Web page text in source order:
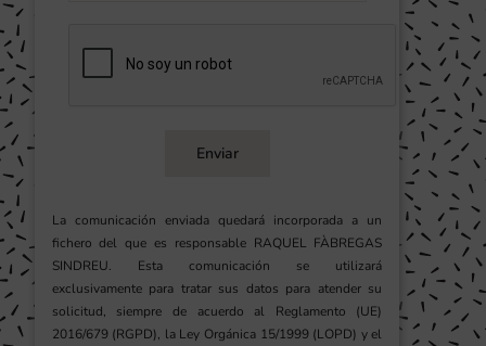
Enviar
La comunicación enviada quedará incorporada a un
fichero del que es responsable RAQUEL FÀBREGAS
SINDREU. Esta comunicación se utilizará
exclusivamente para tratar sus datos para atender su
solicitud, siempre de acuerdo al Reglamento (UE)
2016/679 (RGPD), la Ley Orgánica 15/1999 (LOPD) y el